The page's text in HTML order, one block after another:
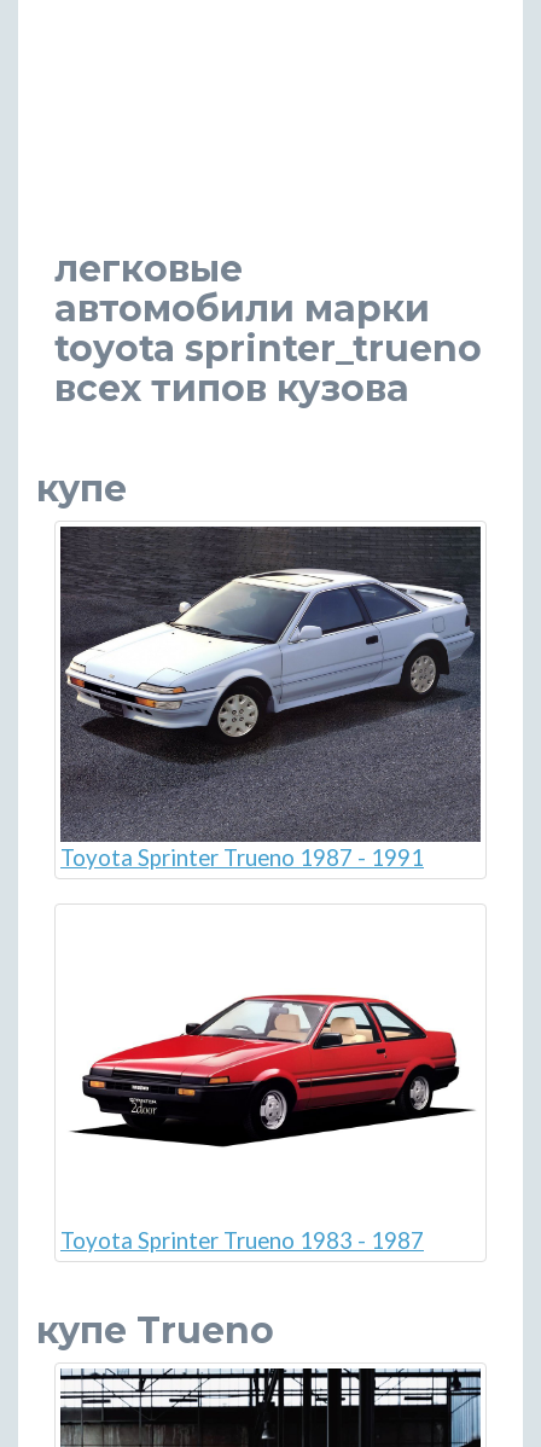
легковые
автомобили марки
toyota sprinter_trueno
всех типов кузова
купе
Toyota Sprinter Trueno 1987 - 1991
Toyota Sprinter Trueno 1983 - 1987
купе Trueno